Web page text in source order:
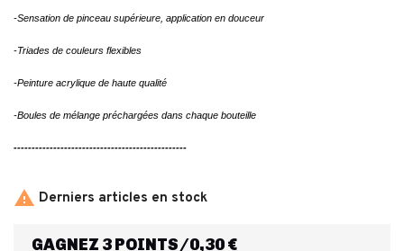
-Sensation de pinceau supérieure, application en douceur
-Triades de couleurs flexibles
-Peinture acrylique de haute qualité
-Boules de mélange préchargées dans chaque bouteille
------------------------------------------------
 Derniers articles en stock
GAGNEZ 3 POINTS/0,30 €